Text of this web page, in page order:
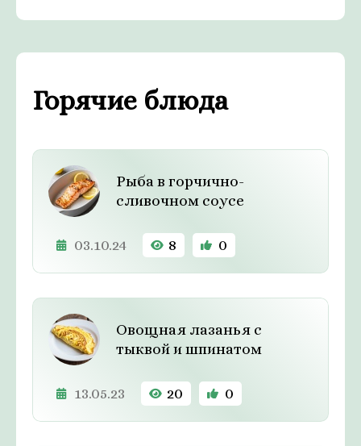
Горячие блюда
Рыба в горчично-
сливочном соусе
03.10.24 8 0
Овощная лазанья с
тыквой и шпинатом
13.05.23 20 0